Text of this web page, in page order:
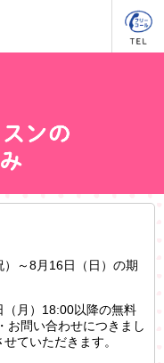
～8月16日（日）の期
（月）18:00以降の無料
お問い合わせにつきまし
ていただきます。